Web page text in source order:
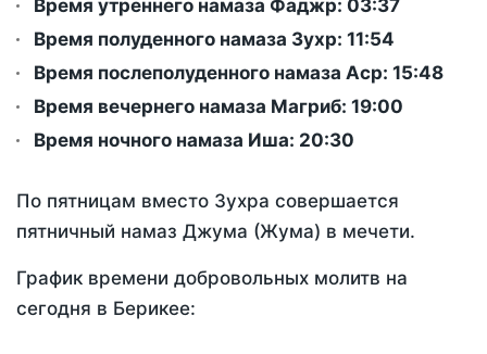
Время утреннего намаза Фаджр: 03:37
Время полуденного намаза Зухр: 11:54
Время послеполуденного намаза Аср: 15:48
Время вечернего намаза Магриб: 19:00
Время ночного намаза Иша: 20:30
По пятницам вместо Зухра совершается
пятничный намаз Джума (Жума) в мечети.
График времени добровольных молитв на
сегодня в Берикее: